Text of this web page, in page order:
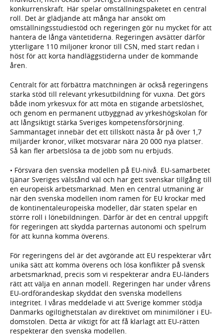
konkurrenskraft. Här spelar omställningspaketet en central
roll. Det är glädjande att många har ansökt om
omställningsstudiestöd och regeringen gör nu mycket för att
hantera de långa väntetiderna. Regeringen avsätter därför
ytterligare 110 miljoner kronor till CSN, med start redan i
höst för att korta handläggstiderna under de kommande
åren.
Centralt för att förbättra matchningen är också regeringens
starka stöd till relevant yrkesutbildning för vuxna. Det görs
både inom yrkesvux för att möta en stigande arbetslöshet,
och genom en permanent utbyggnad av yrkeshögskolan för
att långsiktigt stärka Sveriges kompetensförsörjning.
Sammantaget innebär det ett tillskott nästa år på över 1,7
miljarder kronor, vilket motsvarar nära 20 000 nya platser.
Så kan fler arbetslösa ta de jobb som nu erbjuds.
• Försvara den svenska modellen på EU-nivå. EU-samarbetet
tjänar Sveriges välstånd väl och har gett svenskar tillgång till
en europeisk arbetsmarknad. Men en central utmaning är
när den svenska modellen inom ramen för EU krockar med
de kontinentaleuropeiska modeller, där staten spelar en
större roll i lönebildningen. Därför är det en central uppgift
för regeringen att skydda parternas autonomi och spelrum
för att kunna komma överens.
För regeringens del är det avgörande att EU respekterar vårt
unika sätt att komma överens och lösa konflikter på svensk
arbetsmarknad, precis som vi respekterar andra EU-länders
rätt att välja en annan modell. Regeringen har under vårens
EU-ordförandeskap skyddat den svenska modellens
integritet. I våras meddelade vi att Sverige kommer stödja
Danmarks ogiltighetstalan av direktivet om minimilöner i EU-
domstolen. Detta är viktigt för att få klarlagt att EU-rätten
respekterar den svenska modellen.